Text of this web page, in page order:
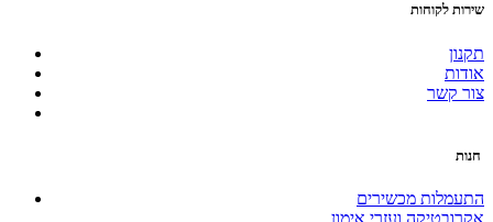
שירות לקוחות
תקנון
אודות
צור קשר
התעמלות מכשירים
אקרובטיקה ועזרי אימון